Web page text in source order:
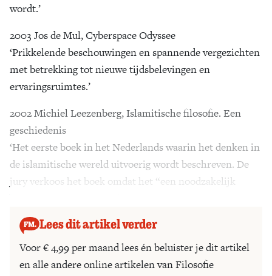
wordt.’
2003 Jos de Mul, Cyberspace Odyssee
‘Prikkelende beschouwingen en spannende vergezichten
met betrekking tot nieuwe tijdsbelevingen en
ervaringsruimtes.’
2002 Michiel Leezenberg, Islamitische filosofie. Een
geschiedenis
‘Het eerste boek in het Nederlands waarin het denken in
de islamitische wereld uitvoerig wordt beschreven. De
jury verkoos het boek omdat het “een noodzakelijk
Lees dit artikel verder
Voor € 4,99 per maand lees én beluister je dit artikel
en alle andere online artikelen van Filosofie